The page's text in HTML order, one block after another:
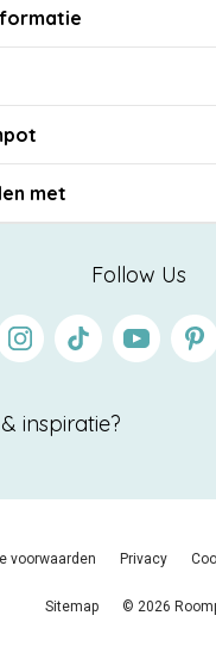
Follow Us
Tiktok Youtube
inspiratie?
met
voorwaarden Privacy
Sitemap © 2026